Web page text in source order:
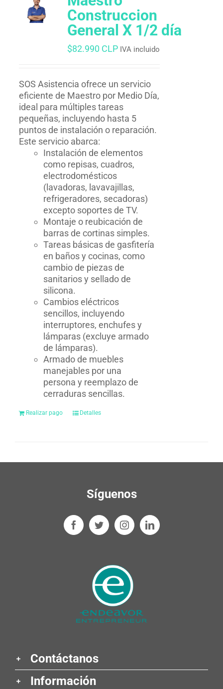
Construccion
General X 1/2 día
$82.990 CLP IVA incluido
SOS Asistencia ofrece un servicio
eficiente de Maestro por Medio Día,
ideal para múltiples tareas
pequeñas, incluyendo hasta 5
puntos de instalación o reparación.
Este servicio abarca:
Instalación de elementos
como repisas, cuadros,
electrodomésticos
(lavadoras, lavavajillas,
refrigeradores, secadoras)
excepto soportes de TV.
Montaje o reubicación de
barras de cortinas simples.
Tareas básicas de gasfitería
en baños y cocinas, como
cambio de piezas de
sanitarios y sellado de
silicona.
Cambios eléctricos
sencillos, incluyendo
interruptores, enchufes y
lámparas (excluye armado
de lámparas).
Armado de muebles
manejables por una
persona y reemplazo de
cerraduras sencillas.
Realizar pago Detalles
Síguenos
Contáctanos
Información